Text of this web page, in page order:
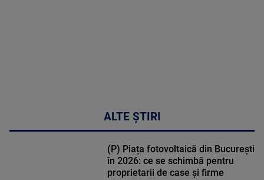
ALTE ȘTIRI
(P) Piața fotovoltaică din București
în 2026: ce se schimbă pentru
proprietarii de case și firme